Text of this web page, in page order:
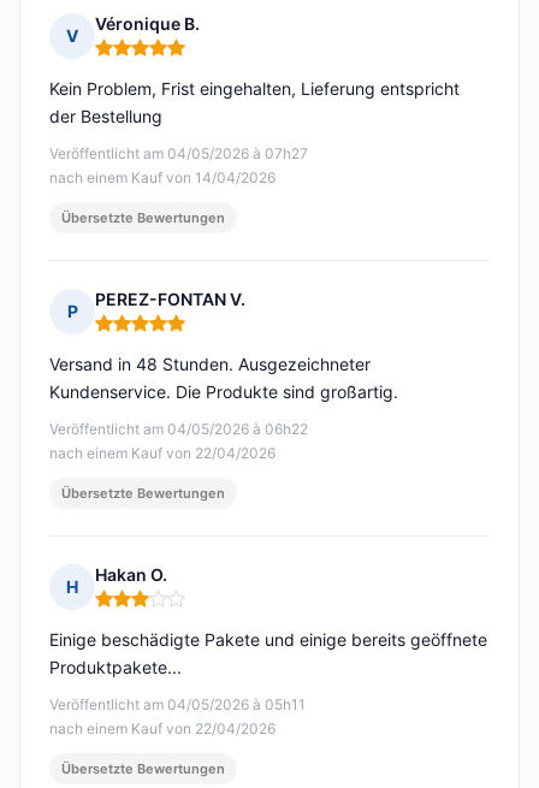
V
Véronique B.
Hinweis: 5 von 5
Veröffentlicht am 04/05/2026 à 07h27
nach einem Kauf von 14/04/2026
Kein Problem, Frist eingehalten, Lieferung entspricht
der Bestellung
Übersetzte Bewertungen
P
PEREZ-FONTAN V.
Hinweis: 5 von 5
Veröffentlicht am 04/05/2026 à 06h22
nach einem Kauf von 22/04/2026
Versand in 48 Stunden. Ausgezeichneter
Kundenservice. Die Produkte sind großartig.
Übersetzte Bewertungen
H
Hakan O.
Hinweis: 3 von 5
Veröffentlicht am 04/05/2026 à 05h11
nach einem Kauf von 22/04/2026
Einige beschädigte Pakete und einige bereits geöffnete
Produktpakete...
Übersetzte Bewertungen